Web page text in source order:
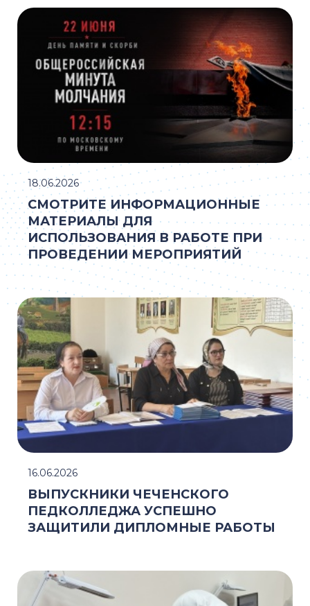
СМОТРИТЕ ИНФОРМАЦИОННЫЕ
МАТЕРИАЛЫ ДЛЯ
ИСПОЛЬЗОВАНИЯ В РАБОТЕ ПРИ
ПРОВЕДЕНИИ МЕРОПРИЯТИЙ
18.06.2026
ВЫПУСКНИКИ ЧЕЧЕНСКОГО
ПЕДКОЛЛЕДЖА УСПЕШНО
ЗАЩИТИЛИ ДИПЛОМНЫЕ РАБОТЫ
16.06.2026